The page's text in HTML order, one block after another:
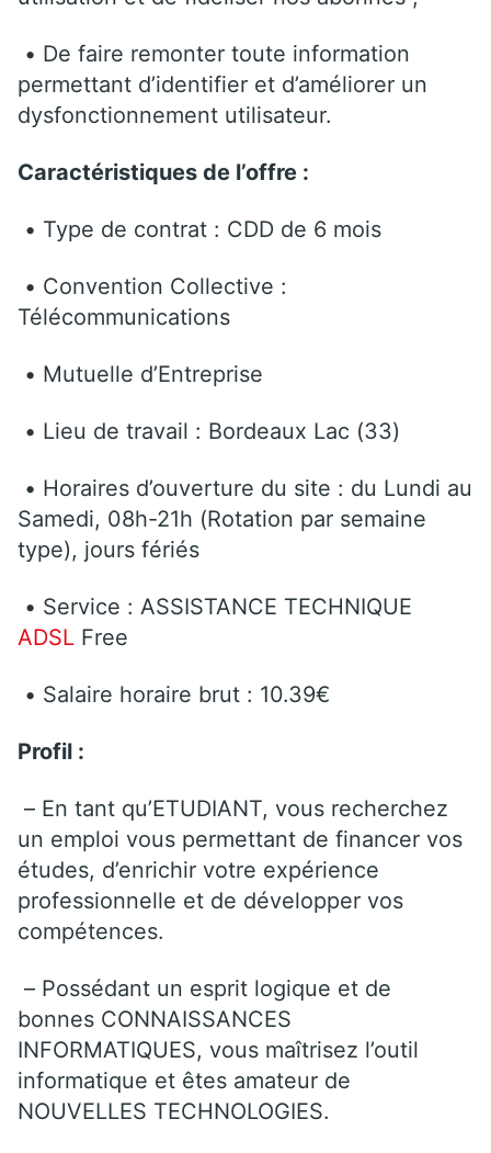
• De faire remonter toute information
permettant d’identifier et d’améliorer un
dysfonctionnement utilisateur.
Caractéristiques de l’offre :
• Type de contrat : CDD de 6 mois
• Convention Collective :
Télécommunications
• Mutuelle d’Entreprise
• Lieu de travail : Bordeaux Lac (33)
• Horaires d’ouverture du site : du Lundi au
Samedi, 08h-21h (Rotation par semaine
type), jours fériés
• Service : ASSISTANCE TECHNIQUE
ADSL Free
• Salaire horaire brut : 10.39€
Profil :
– En tant qu’ETUDIANT, vous recherchez
un emploi vous permettant de financer vos
études, d’enrichir votre expérience
professionnelle et de développer vos
compétences.
– Possédant un esprit logique et de
bonnes CONNAISSANCES
INFORMATIQUES, vous maîtrisez l’outil
informatique et êtes amateur de
NOUVELLES TECHNOLOGIES.